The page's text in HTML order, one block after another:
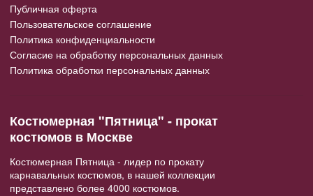
Публичная оферта
Пользовательское соглашение
Политика конфиденциальности
Согласие на обработку персональных данных
Политика обработки персональных данных
Костюмерная "Пятница" - прокат
костюмов в Москве
Костюмерная Пятница - лидер по прокату
карнавальных костюмов, в нашей коллекции
представлено более 4000 костюмов.